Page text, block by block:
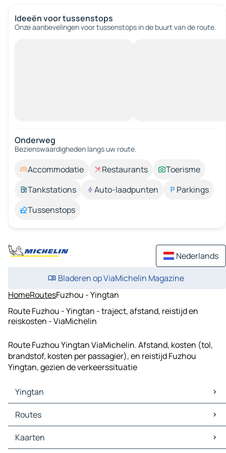
Ideeën voor tussenstops
Onze aanbevelingen voor tussenstops in de buurt van de route.
Onderweg
Bezienswaardigheden langs uw route.
Accommodatie Restaurants
Toerisme
Tankstations
Auto-laadpunten
Parkings
Tussenstops
Nederlands
Bladeren op ViaMichelin Magazine
HomeRoutesFuzhou - Yingtan
Route Fuzhou - Yingtan - traject, afstand, reistijd en
reiskosten - ViaMichelin
Route Fuzhou Yingtan ViaMichelin. Afstand, kosten (tol,
brandstof, kosten per passagier), en reistijd Fuzhou
Yingtan, gezien de verkeerssituatie
Yingtan
Yingtan Kaarten
Yingtan Verkeer
Yingtan Hotels
Yingtan Restaurants
Routes
Kaarten